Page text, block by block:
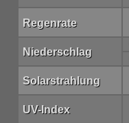
Regenrate
Niederschlag
Solarstrahlung
UV-Index